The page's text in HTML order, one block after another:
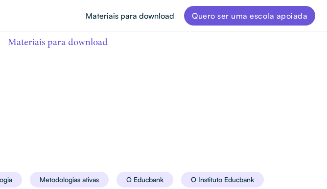
Quero ser uma escola apoiada
Materiais para download
Materiais para download
Metodologias ativas O Educbank O Instituto Educbank